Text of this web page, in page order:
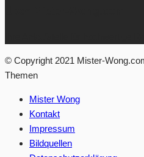
© Copyright 2021 Mister-
Themen
Mister Wong
Kontakt
Impressum
Bildquellen